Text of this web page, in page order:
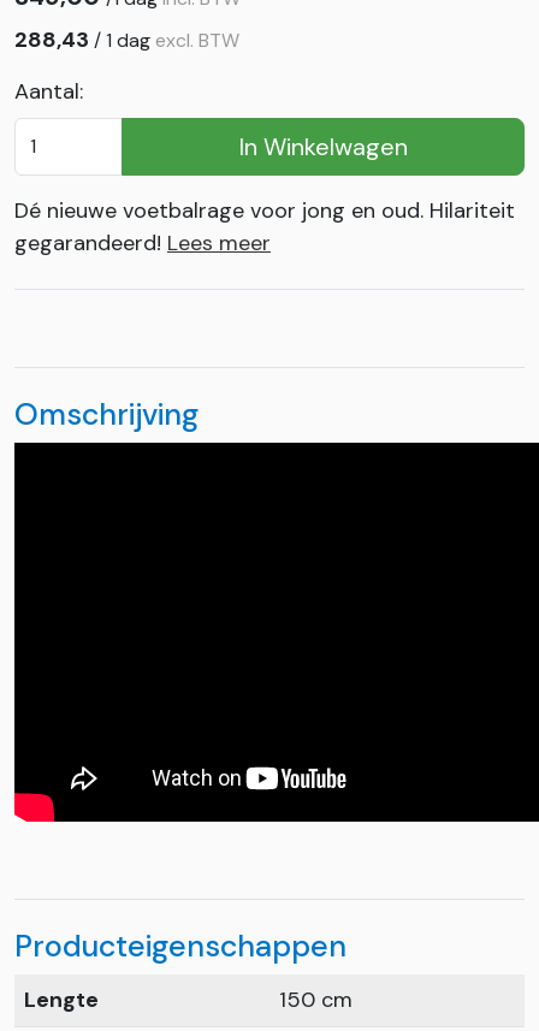
288,43 /1 dag excl. BTW
Aantal:
In Winkelwagen
Dé nieuwe voetbalrage voor jong en oud. Hilariteit
gegarandeerd! Lees meer
Omschrijving
Producteigenschappen
Lengte
150 cm